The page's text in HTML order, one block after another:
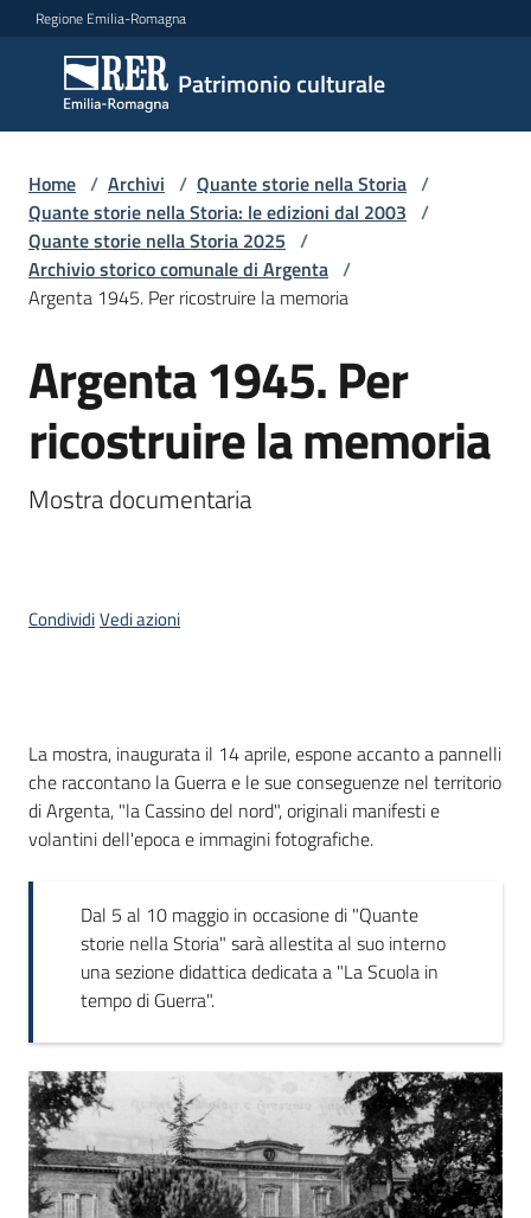
Vai al contenuto
Vai alla navigazione
Vai al footer
Regione Emilia-Romagna
Patrimonio culturale
Patrimonio
culturale
Argomenti
Novità
Servizi
Leggi
Atti
Programmi
Mediateca
Giuseppe
Guglielmi
Seguici
Home / Archivi / Quante storie nella Storia /
Quante storie nella Storia: le edizioni dal 2003 /
Quante storie nella Storia 2025 /
Archivio storico comunale di Argenta /
Argenta 1945. Per ricostruire la memoria
Salta al contenuto
Argenta 1945. Per
ricostruire la memoria
Mostra documentaria
CondividiVedi azioni
Cos'è
La mostra, inaugurata il 14 aprile, espone accanto a pannelli
che raccontano la Guerra e le sue conseguenze nel territorio
di Argenta, "la Cassino del nord", originali manifesti e
volantini dell'epoca e immagini fotografiche.
Dal 5 al 10 maggio in occasione di "Quante
storie nella Storia" sarà allestita al suo interno
una sezione didattica dedicata a "La Scuola in
tempo di Guerra".